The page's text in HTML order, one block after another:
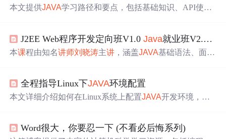
本文提供JAVA学习路径和要点，包括基础知识、API使
J2EE Web程序开发定向班V1.0Java就业班V2.0 视频教程
本课程由知名讲师刘晓涛主讲 ，涵盖JAVA基础语法、面向
技能。
全程指导Linux下JAVA环境配置
本文详细介绍如何在Linux系统上配置JAVA开发环境，包
Word很大，你要忍一下 (不看必后悔系列)